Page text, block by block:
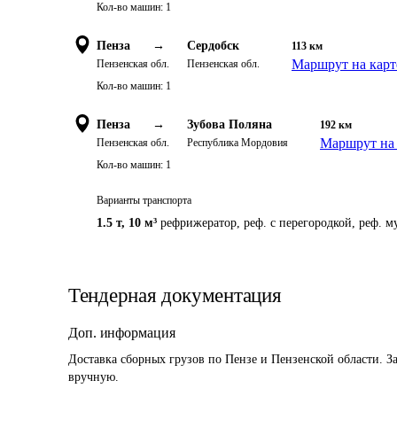
Кол-во машин: 1
Пенза →
Пензенская обл.
Сердобск
Пензенская обл.
113 км
Маршрут на
Кол-во машин: 1
Пенза →
Пензенская обл.
Зубова Поляна
Республика Мордовия
192 км
Маршрут на
Кол-во машин: 1
Варианты транспорта
1.5 т, 10 м³ рефрижератор, реф. с перегородкой, реф.
Тендерная документация
Доп. информация
Доставка сборных грузов по Пензе и Пензенской области.
вручную.